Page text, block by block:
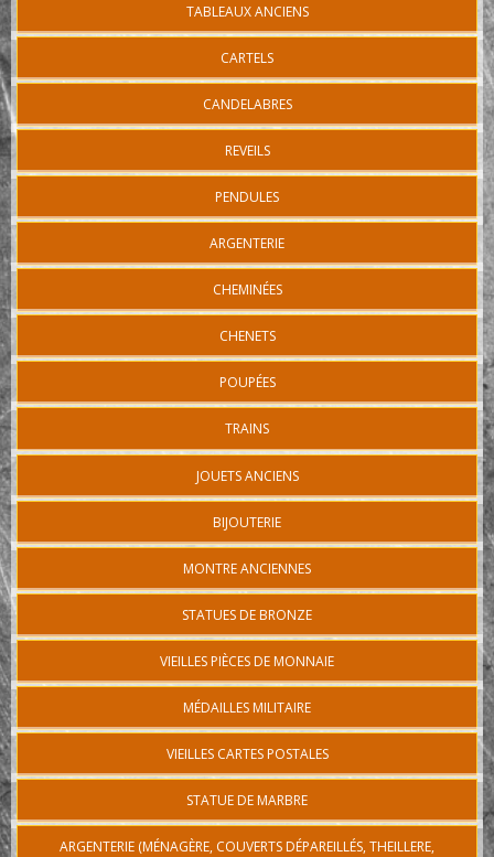
TABLEAUX ANCIENS
CARTELS
CANDELABRES
REVEILS
PENDULES
ARGENTERIE
CHEMINÉES
CHENETS
POUPÉES
TRAINS
JOUETS ANCIENS
BIJOUTERIE
MONTRE ANCIENNES
STATUES DE BRONZE
VIEILLES PIÈCES DE MONNAIE
MÉDAILLES MILITAIRE
VIEILLES CARTES POSTALES
STATUE DE MARBRE
ARGENTERIE (MÉNAGÈRE, COUVERTS DÉPAREILLÉS, THEILLERE,